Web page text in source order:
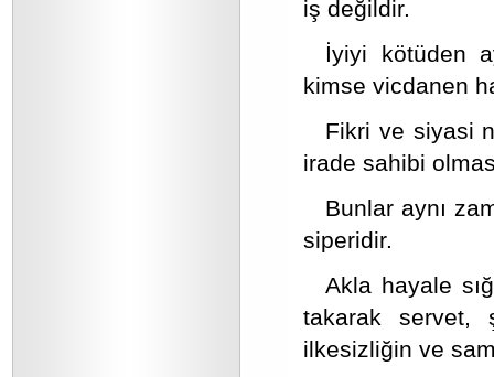
iş değildir.
İyiyi kötüden
kimse vicdanen
Fikri ve siyasi
irade sahibi
Bunlar aynı
siperidir.
Akla hayale
takarak servet,
ilkesizliğin ve